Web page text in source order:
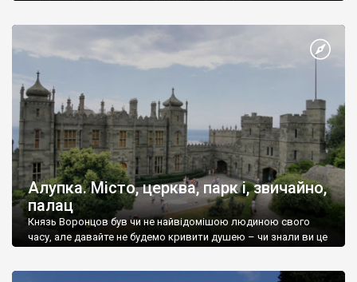
Алупка. Місто, церква, парк і, звичайно,
палац
Князь Воронцов був чи не найвідомішою людиною свого
часу, але давайте не будемо кривити душею – чи знали ви це